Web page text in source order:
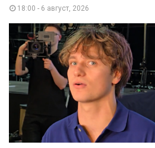
18:00 - 6 август, 2026